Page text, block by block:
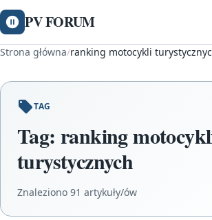
PV FORUM
Strona główna/ranking motocykli
TAG
Tag: ranking
turystycznych
Znaleziono 91 artykuły/ów